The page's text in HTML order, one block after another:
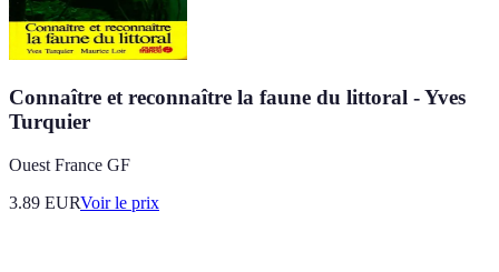
Connaître et reconnaître la faune du littoral - Yves
Turquier
Ouest France GF
3.89 EURVoir le prix